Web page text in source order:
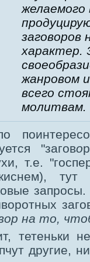
заговоров
характер.
жанровом
всего
молитвам.
"загово
т.е.
тут
на то,
тетеньки
другие,